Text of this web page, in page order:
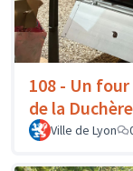
108 - Un
de la Duchère
Ville de Lyon